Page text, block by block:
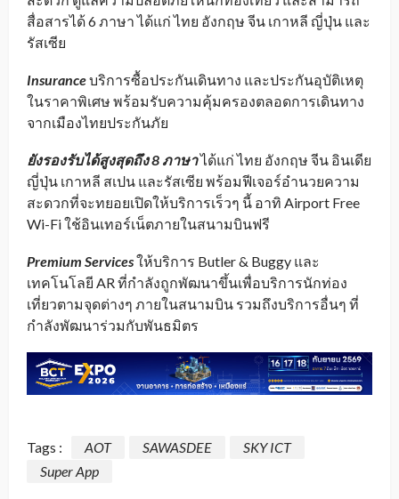
สื่อสารได้ 6 ภาษา ได้แก่ ไทย อังกฤษ จีน เกาหลี ญี่ปุ่น และ
รัสเซีย
Insuranceบริการซื้อประกันเดินทาง และประกันอุบัติเหตุ
ในราคาพิเศษ พร้อมรับความคุ้มครองตลอดการเดินทาง
จากเมืองไทยประกันภัย
ยังรองรับได้สูงสุดถึง8 ภาษาได้แก่ ไทย อังกฤษ จีน อินเดีย
ญี่ปุ่น เกาหลี สเปน และรัสเซีย พร้อมฟีเจอร์อำนวยความ
สะดวกที่จะทยอยเปิดให้บริการเร็วๆ นี้ อาทิ Airport Free
Wi-Fi ใช้อินเทอร์เน็ตภายในสนามบินฟรี
Premium Servicesให้บริการ Butler & Buggy และ
เทคโนโลยี AR ที่กำลังถูกพัฒนาขึ้นเพื่อบริการนักท่อง
เที่ยวตามจุดต่างๆ ภายในสนามบิน รวมถึงบริการอื่นๆ ที่
กำลังพัฒนาร่วมกับพันธมิตร
Tags : AOT SAWASDEE
SKY ICT
Super App